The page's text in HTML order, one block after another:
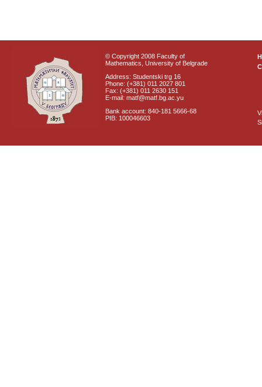
© Copyright 2008 Faculty of
Mathematics, University of Belgrade
Address: Studentski trg 16
Phone: (+381) 011 2027 801
Fax: (+381) 011 2630 151
E-mail: matf@matf.bg.ac.yu
Bank account: 840-181 5666-68
PIB: 100046603